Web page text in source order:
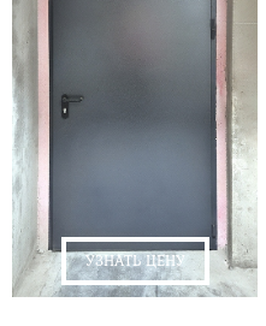
УЗНАТЬ ЦЕНУ